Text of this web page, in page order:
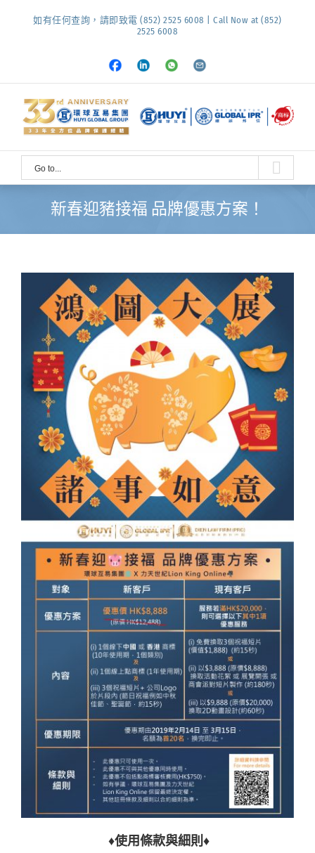
如有任何查詢，請即致電 (852) 2525 6008 | Call Now at (852)
2525 6008
Facebook
LinkedInWhatsapp
Email
Go to...
新春迎豬接福 品牌優惠方案！
♦使用條款與細則♦